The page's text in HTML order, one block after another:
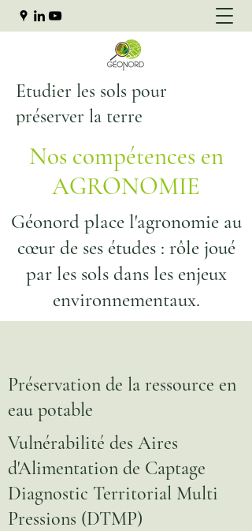
Etudier les sols pour
préserver la terre
Nos compétences en
AGRONOMIE
Géonord place l'agronomie au
cœur de ses études : rôle joué
par les sols dans les enjeux
environnementaux.
Préservation de la ressource en
eau potable
Vulnérabilité des Aires
d'Alimentation de Captage
Diagnostic Territorial Multi
Pressions (DTMP)